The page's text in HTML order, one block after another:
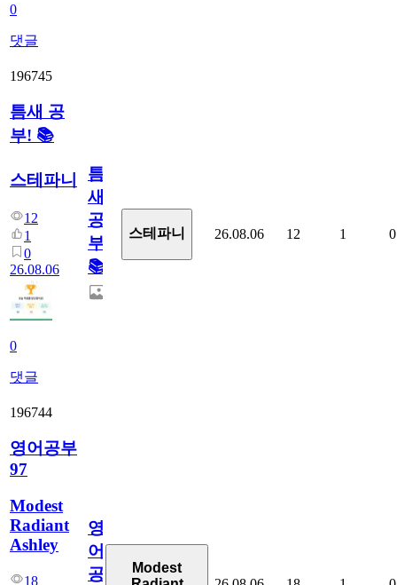
0
댓글
196745
틈새 공
부! 📚
스테파니
12
1
0
26.08.06
0
댓글
틈
새
공
부!
📚
스테파니 26.08.06 12 1 0
196744
영어공부
97
Modest
Radiant
Ashley
18
영
어
공
Modest